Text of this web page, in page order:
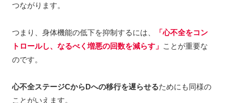
つながります。
つまり、身体機能の低下を抑制するには、
「心不全をコン
トロールし、なるべく増悪の回数を減らす」 ことが重要な
のです。
心不全ステージCからDへの移行を遅らせるためにも同様の
ことがいえます。